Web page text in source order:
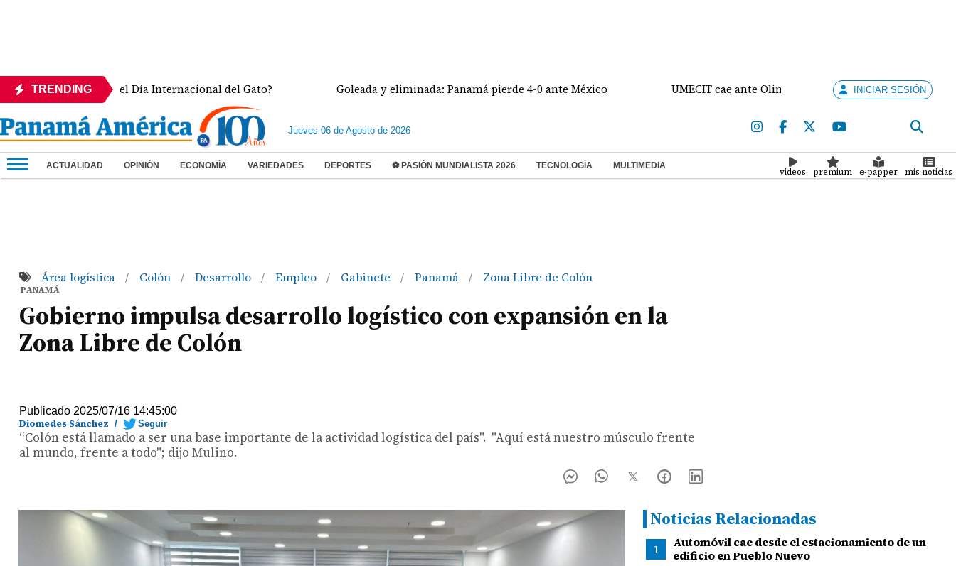
TRENDING
se celebra el Día Internacional del Gato? Goleada y eliminada: Panamá pierde 4-0 ante México UMECIT cae ante Olimpia en la Copa Centroamericana de la
INICIAR SESIÓN
Jueves 06 de Agosto de 2026
ACTUALIDAD OPINIÓN ECONOMÍA VARIEDADES DEPORTES ⚽ PASIÓN MUNDIALISTA 2026 TECNOLOGÍA MULTIMEDIA
videos premium e-papper mis noticias
Área logística / Colón / Desarrollo / Empleo / Gabinete / Panamá / Zona Libre de Colón
PANAMÁ
Gobierno impulsa desarrollo logístico con expansión en la
Zona Libre de Colón
Publicado 2025/07/16 14:45:00
Diomedes Sánchez / Seguir
“Colón está llamado a ser una base importante de la actividad logística del país". "Aquí está nuestro músculo frente
al mundo, frente a todo"; dijo Mulino.
Noticias Relacionadas
1
Automóvil cae desde el estacionamiento de un
edificio en Pueblo Nuevo